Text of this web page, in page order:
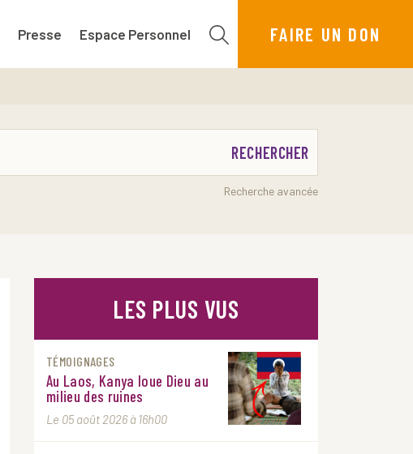
Presse Espace Personnel FAIRE UN DON
RECHERCHER
Recherche avancée
LES PLUS VUS
TÉMOIGNAGES
Au Laos, Kanya loue Dieu au
milieu des ruines
Le 05 août 2026 à 16h00